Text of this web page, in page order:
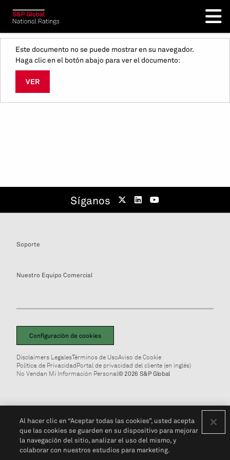
Este documento no se puede mostrar en su navegador.
Haga clic en el botón abajo para ver el documento:
VER
Síganos
Soporte
Nuestro Equipo Comercial
Configuración de cookies
Disclaimers LegalesTérminos de UsoAviso de Cookie
Política de PrivacidadPortal de privacidad del cliente (en inglés)
No Vendan Mi Información Personal© 2026 S&P Global
Al hacer clic en “Aceptar todas las cookies”, usted acepta
que las cookies se guarden en su dispositivo para mejorar
la navegación del sitio, analizar el uso del mismo, y
colaborar con nuestros estudios para marketing.